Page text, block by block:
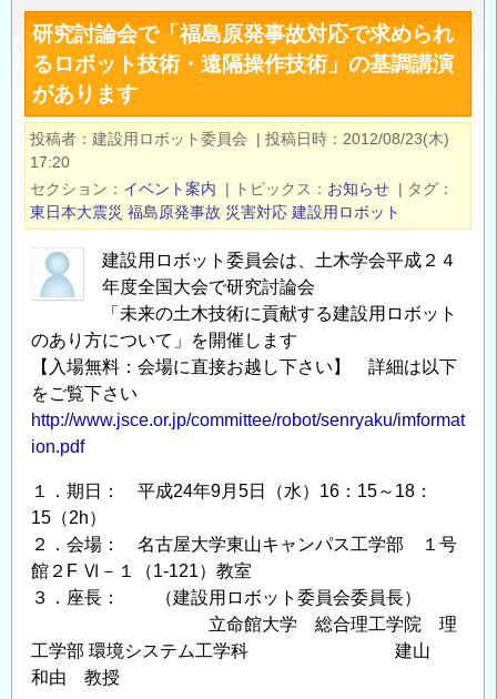
大
学
都
市
安
全
究
セ
ン
タ
RCUSS
オ
ー
プ
ン
ミ
ー
ル
神・
淡
研究討論会で「福島原発事故対応で求められ
るロボット技術・遠隔操作技術」の基調講演
があります
投稿者 建設用ロボット委員会 | 投稿日時
2012/08/23(木)
17:20
セクション
イベント案内 | トピックス お知らせ | タグ
東日本大震災 福島原発事故 災害対応 建設用ロボット
建設用ロボット委員会は、土木学会平成２４
年度全国大会で研究討論会
「未来の土木技術に貢献する建設用ロボット
のあり方について」を開催します
【入場無料：会場に直接お越し下さい】 詳細は以下
をご覧下さい
http://www.jsce.or.jp/committee/robot/senryaku/imformat
ion.pdf
１．期日： 平成24年9月5日（水）16：15～18：
15（2h）
２．会場： 名古屋大学東山キャンパス工学部 １号
館２F Ⅵ－１（1-121）教室
３．座長： （建設用ロボット委員会委員長）
立命館大学 総合理工学院 理
工学部 環境システム工学科 建山
和由 教授